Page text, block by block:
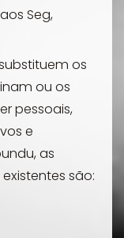
aos Seg,
os
ou os
pessoais,
e
as
são: